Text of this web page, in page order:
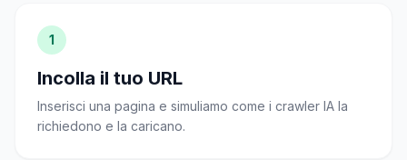
1
Incolla il tuo URL
Inserisci una pagina e simuliamo come i crawler IA la
richiedono e la caricano.